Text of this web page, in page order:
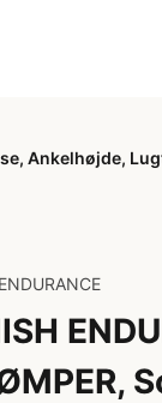
Ankelhøjde,